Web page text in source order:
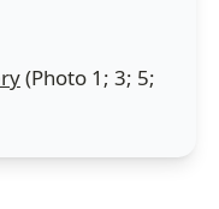
(Photo 1; 3; 5;